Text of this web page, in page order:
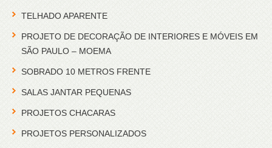
TELHADO APARENTE
PROJETO DE DECORAÇÃO DE INTERIORES E MÓVEIS EM
SÃO PAULO – MOEMA
SOBRADO 10 METROS FRENTE
SALAS JANTAR PEQUENAS
PROJETOS CHACARAS
PROJETOS PERSONALIZADOS